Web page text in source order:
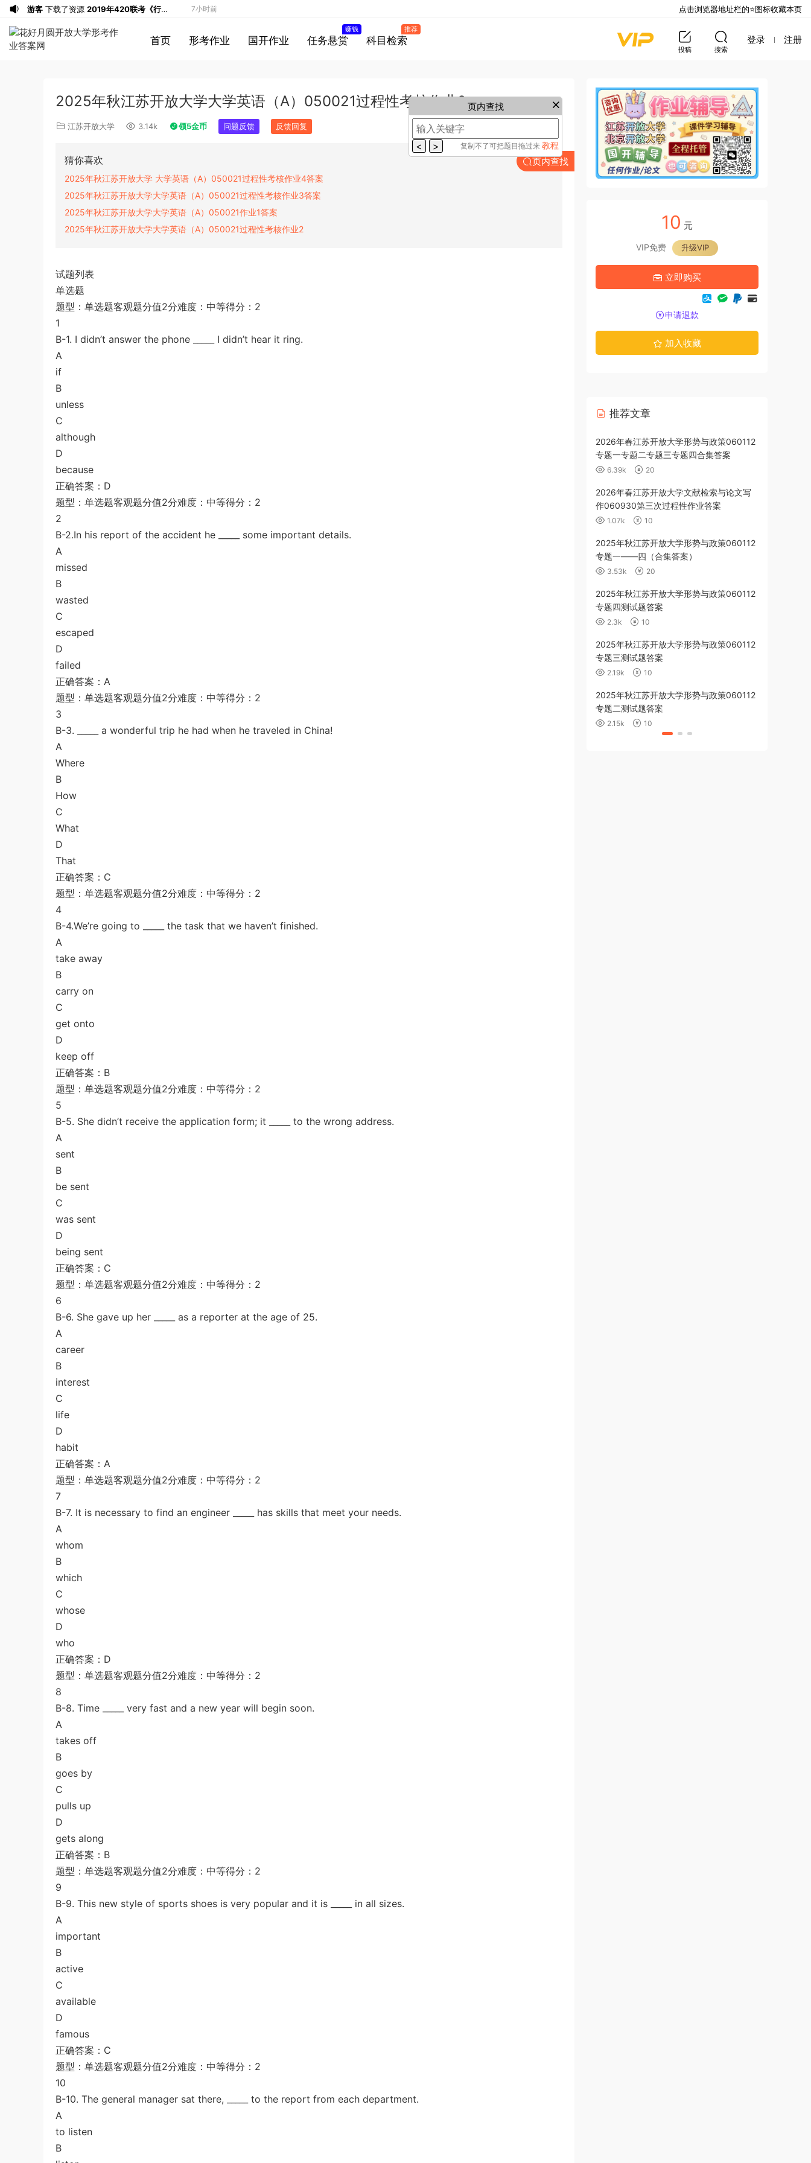
首页 形考作业 国开作业 任务悬赏
赚钱
科目检索
推荐
投稿 搜索
登录 注册
2025年秋江苏开放大学大学英语（A）050021过程性考核作业2
江苏开放大学 3.14k 领5金币 问题反馈 反馈回复
猜你喜欢
2025年秋江苏开放大学 大学英语（A）050021过程性考核作业4答案
2025年秋江苏开放大学大学英语（A）050021过程性考核作业3答案
2025年秋江苏开放大学大学英语（A）050021作业1答案
2025年秋江苏开放大学大学英语（A）050021过程性考核作业2
试题列表
单选题
题型：单选题客观题分值2分难度：中等得分：2
1
B-1. I didn’t answer the phone _____ I didn’t hear it ring.
A
if
B
unless
C
although
D
because
正确答案：D
题型：单选题客观题分值2分难度：中等得分：2
2
B-2.In his report of the accident he _____ some important details.
A
missed
B
wasted
C
escaped
D
failed
正确答案：A
题型：单选题客观题分值2分难度：中等得分：2
3
B-3. _____ a wonderful trip he had when he traveled in China!
A
Where
B
How
C
What
D
That
正确答案：C
题型：单选题客观题分值2分难度：中等得分：2
4
B-4.We’re going to _____ the task that we haven’t finished.
A
take away
B
carry on
C
get onto
D
keep off
正确答案：B
题型：单选题客观题分值2分难度：中等得分：2
5
B-5. She didn’t receive the application form; it _____ to the wrong address.
A
sent
B
be sent
C
was sent
D
being sent
正确答案：C
题型：单选题客观题分值2分难度：中等得分：2
6
B-6. She gave up her _____ as a reporter at the age of 25.
A
career
B
interest
C
life
D
habit
正确答案：A
题型：单选题客观题分值2分难度：中等得分：2
7
B-7. It is necessary to find an engineer _____ has skills that meet your needs.
A
whom
B
which
C
whose
D
who
正确答案：D
题型：单选题客观题分值2分难度：中等得分：2
8
B-8. Time _____ very fast and a new year will begin soon.
A
takes off
B
goes by
C
pulls up
D
gets along
正确答案：B
题型：单选题客观题分值2分难度：中等得分：2
9
B-9. This new style of sports shoes is very popular and it is _____ in all sizes.
A
important
B
active
C
available
D
famous
正确答案：C
题型：单选题客观题分值2分难度：中等得分：2
10
B-10. The general manager sat there, _____ to the report from each department.
A
to listen
B
页内查找
页内查找
复制不了可把题目拖过来 教程
10 元
VIP免费 升级VIP
立即购买
申请退款
加入收藏
推荐文章
2026年春江苏开放大学形势与政策060112
专题一专题二专题三专题四合集答案
6.39k 20
2026年春江苏开放大学文献检索与论文写
作060930第三次过程性作业答案
1.07k 10
2025年秋江苏开放大学形势与政策060112
专题一——四（合集答案）
3.53k 20
2025年秋江苏开放大学形势与政策060112
专题四测试题答案
2.3k 10
2025年秋江苏开放大学形势与政策060112
专题三测试题答案
2.19k 10
2025年秋江苏开放大学形势与政策060112
专题二测试题答案
2.15k 10
游客 下载了资源 2019年420联考《行
测》真题（河南县级以上）答案及解析
7小时前
a*******投稿收入增加60块钱
a*******
代寫國立空中大學
7小时前
《行测》真题（县级）答案及解析
下载了资源2004年广东公务员考试
9小时前
創意、健康與生產力的最高生活法
從起床到就寢，用大腦喜歡的模式，活出
购买了资源
創意、健康與生產力的最高生活法
加入了本站 10小时前
下载了资源2021年公务员多省联考
《申论》题（广西B卷）及参考答案
2小时前
登录了本站 5小时前
u*******登录了本站
点击浏览器地址栏的⭐图标收藏本页